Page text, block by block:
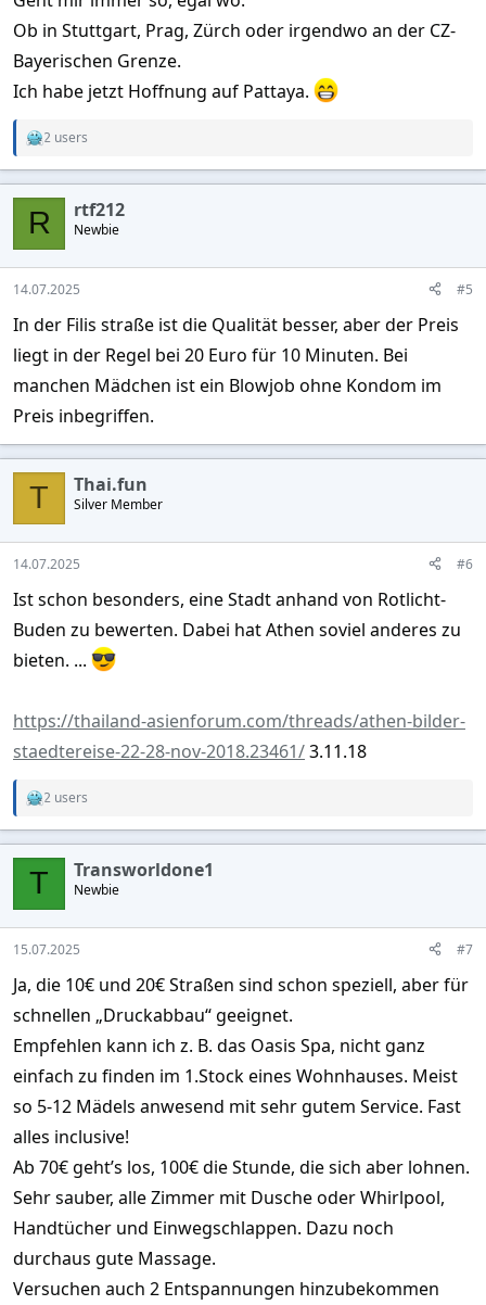
Ob in Stuttgart, Prag, Zürch oder irgendwo an der CZ-
Bayerischen Grenze.
Ich habe jetzt Hoffnung auf Pattaya.
R
c
o
n
s
:
2 users
R rtf212
Newbie
14.07.2025 #5
In der Filis straße ist die Qualität besser, aber der Preis
liegt in der Regel bei 20 Euro für 10 Minuten. Bei
manchen Mädchen ist ein Blowjob ohne Kondom im
Preis inbegriffen.
T Thai.fun
Silver Member
14.07.2025 #6
Ist schon besonders, eine Stadt anhand von Rotlicht-
Buden zu bewerten. Dabei hat Athen soviel anderes zu
bieten. ...
https://thailand-asienforum.com/threads/athen-bilder-
staedtereise-22-28-nov-2018.23461/3.11.18
R
c
o
n
s
:
2 users
T Transworldone1
Newbie
15.07.2025 #7
Ja, die 10€ und 20€ Straßen sind schon speziell, aber für
schnellen „Druckabbau“ geeignet.
Empfehlen kann ich z. B. das Oasis Spa, nicht ganz
einfach zu finden im 1.Stock eines Wohnhauses. Meist
so 5-12 Mädels anwesend mit sehr gutem Service. Fast
alles inclusive!
Ab 70€ geht’s los, 100€ die Stunde, die sich aber lohnen.
Sehr sauber, alle Zimmer mit Dusche oder Whirlpool,
Handtücher und Einwegschlappen. Dazu noch
durchaus gute Massage.
Versuchen auch 2 Entspannungen hinzubekommen